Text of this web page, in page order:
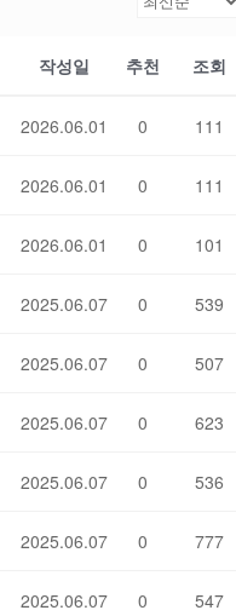
작성일 추천 조회
2026.06.01 0 111
2026.06.01 0 111
2026.06.01 0 101
2025.06.07 0 539
2025.06.07 0 507
2025.06.07 0 623
2025.06.07 0 536
2025.06.07 0 777
2025.06.07 0 547